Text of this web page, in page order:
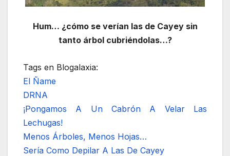
Hum… ¿cómo se verían las de Cayey sin
tanto árbol cubriéndolas…?
Tags en Blogalaxia:
El Ñame
DRNA
¡Pongamos A Un Cabrón A Velar Las
Lechugas!
Menos Árboles, Menos Hojas…
Sería Como Depilar A Las De Cayey